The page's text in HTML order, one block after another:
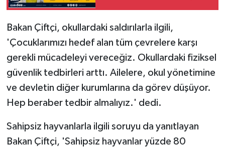
Bakan Çiftçi, okullardaki saldırılarla ilgili,
'Çocuklarımızı hedef alan tüm çevrelere karşı
gerekli mücadeleyi vereceğiz. Okullardaki fiziksel
güvenlik tedbirleri arttı. Ailelere, okul yönetimine
ve devletin diğer kurumlarına da görev düşüyor.
Hep beraber tedbir almalıyız.' dedi.
Sahipsiz hayvanlarla ilgili soruyu da yanıtlayan
Bakan Çiftçi, 'Sahipsiz hayvanlar yüzde 80